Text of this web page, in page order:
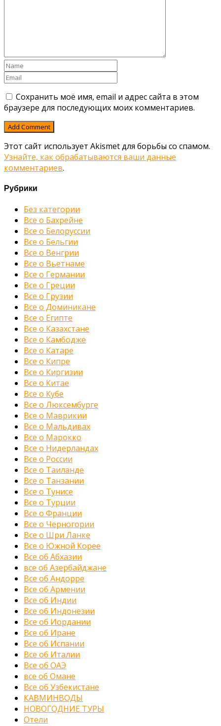
Сохранить моё имя, email и адрес сайта в этом
браузере для последующих моих комментариев.
Этот сайт использует Akismet для борьбы со спамом.
Узнайте, как обрабатываются ваши данные
комментариев.
Рубрики
Без категории
Все о Бахрейне
Все о Белоруссии
Все о Бельгии
Все о Венгрии
Все о Вьетнаме
Все о Германии
Все о Греции
Все о Грузии
Все о Доминикане
Все о Египте
Все о Казахстане
Все о Камбодже
Все о Катаре
Все о Кипре
Все о Киргизии
Все о Китае
Все о Кубе
Все о Люксембурге
Все о Маврикии
Все о Мальдивах
Все о Марокко
Все о Нидерландах
Все о России
Все о Таиланде
Все о Танзании
Все о Тунисе
Все о Турции
Все о Франции
Все о Черногории
Все о Шри Ланке
Все о Южной Корее
Все об Абхазии
все об Азербайджане
Все об Андорре
Все об Армении
Все об Индии
Все об Индонезии
Все об Иордании
Все об Иране
Все об Испании
Все об Италии
Все об ОАЭ
все об Омане
Все об Узбекистане
КАВМИНВОДЫ
НОВОГОДНИЕ ТУРЫ
Отели